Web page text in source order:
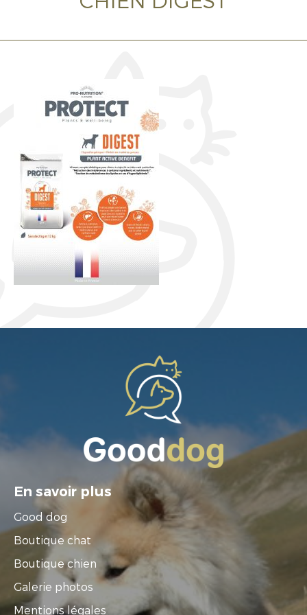
En savoir plus
Good dog
Boutique chat
Boutique chien
Galerie photos
Mentions légales